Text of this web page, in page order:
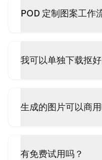
POD 定制图案工作
我可以单独下载抠
生成的图片可以商用
有免费试用吗？